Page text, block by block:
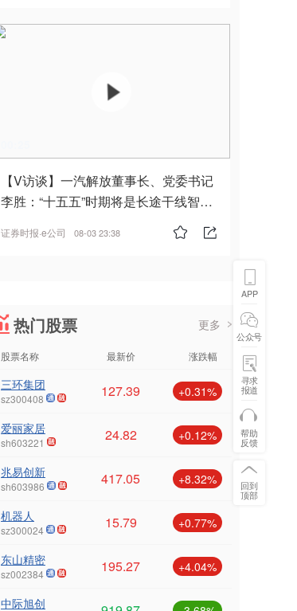
【V访谈】一汽解放董事长、党委书记
李胜：“十五五”时期将是长途干线智能
证券时报·e公司 08-03 23:38
热门股票 更多
股票名称 最新价 涨跌幅
三环集团
sz300408 127.39 +0.31%
爱丽家居
sh603221 24.82 +0.12%
兆易创新
sh603986 417.05 +8.32%
机器人
sz300024 15.79 +0.77%
东山精密
sz002384 195.27 +4.04%
中际旭创
APP
公众号
寻求
报道
帮助
反馈
回到
顶部